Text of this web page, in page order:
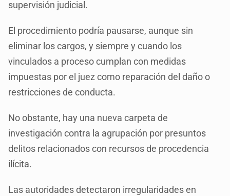
supervisión judicial.
El procedimiento podría pausarse, aunque sin
eliminar los cargos, y siempre y cuando los
vinculados a proceso cumplan con medidas
impuestas por el juez como reparación del daño o
restricciones de conducta.
No obstante, hay una nueva carpeta de
investigación contra la agrupación por presuntos
delitos relacionados con recursos de procedencia
ilícita.
Las autoridades detectaron irregularidades en